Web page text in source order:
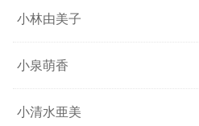
小林由美子
小泉萌香
小清水亜美